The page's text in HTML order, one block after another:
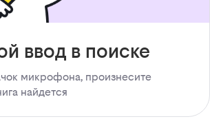
ввод в поиске
микрофона, произнесите
найдется